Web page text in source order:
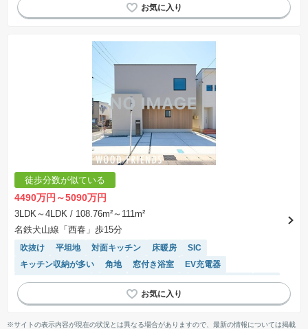
モニター付きインターホン
徒歩分数が似ている
4490万円～5090万円
3LDK～4LDK / 108.76m²～111m²
名鉄犬山線「西春」歩15分
吹抜け 平坦地 対面キッチン 床暖房
SIC
キッチン収納が多い
角地 窓付き浴室
EV充電器
システムキッチン
食洗機 高機能トイレ トイレ2個以上
WIC
長期優良住宅
浴室乾燥機
※サイトの表示内容が現在の状況とは異なる場合がありますので、最新の情報については掲載